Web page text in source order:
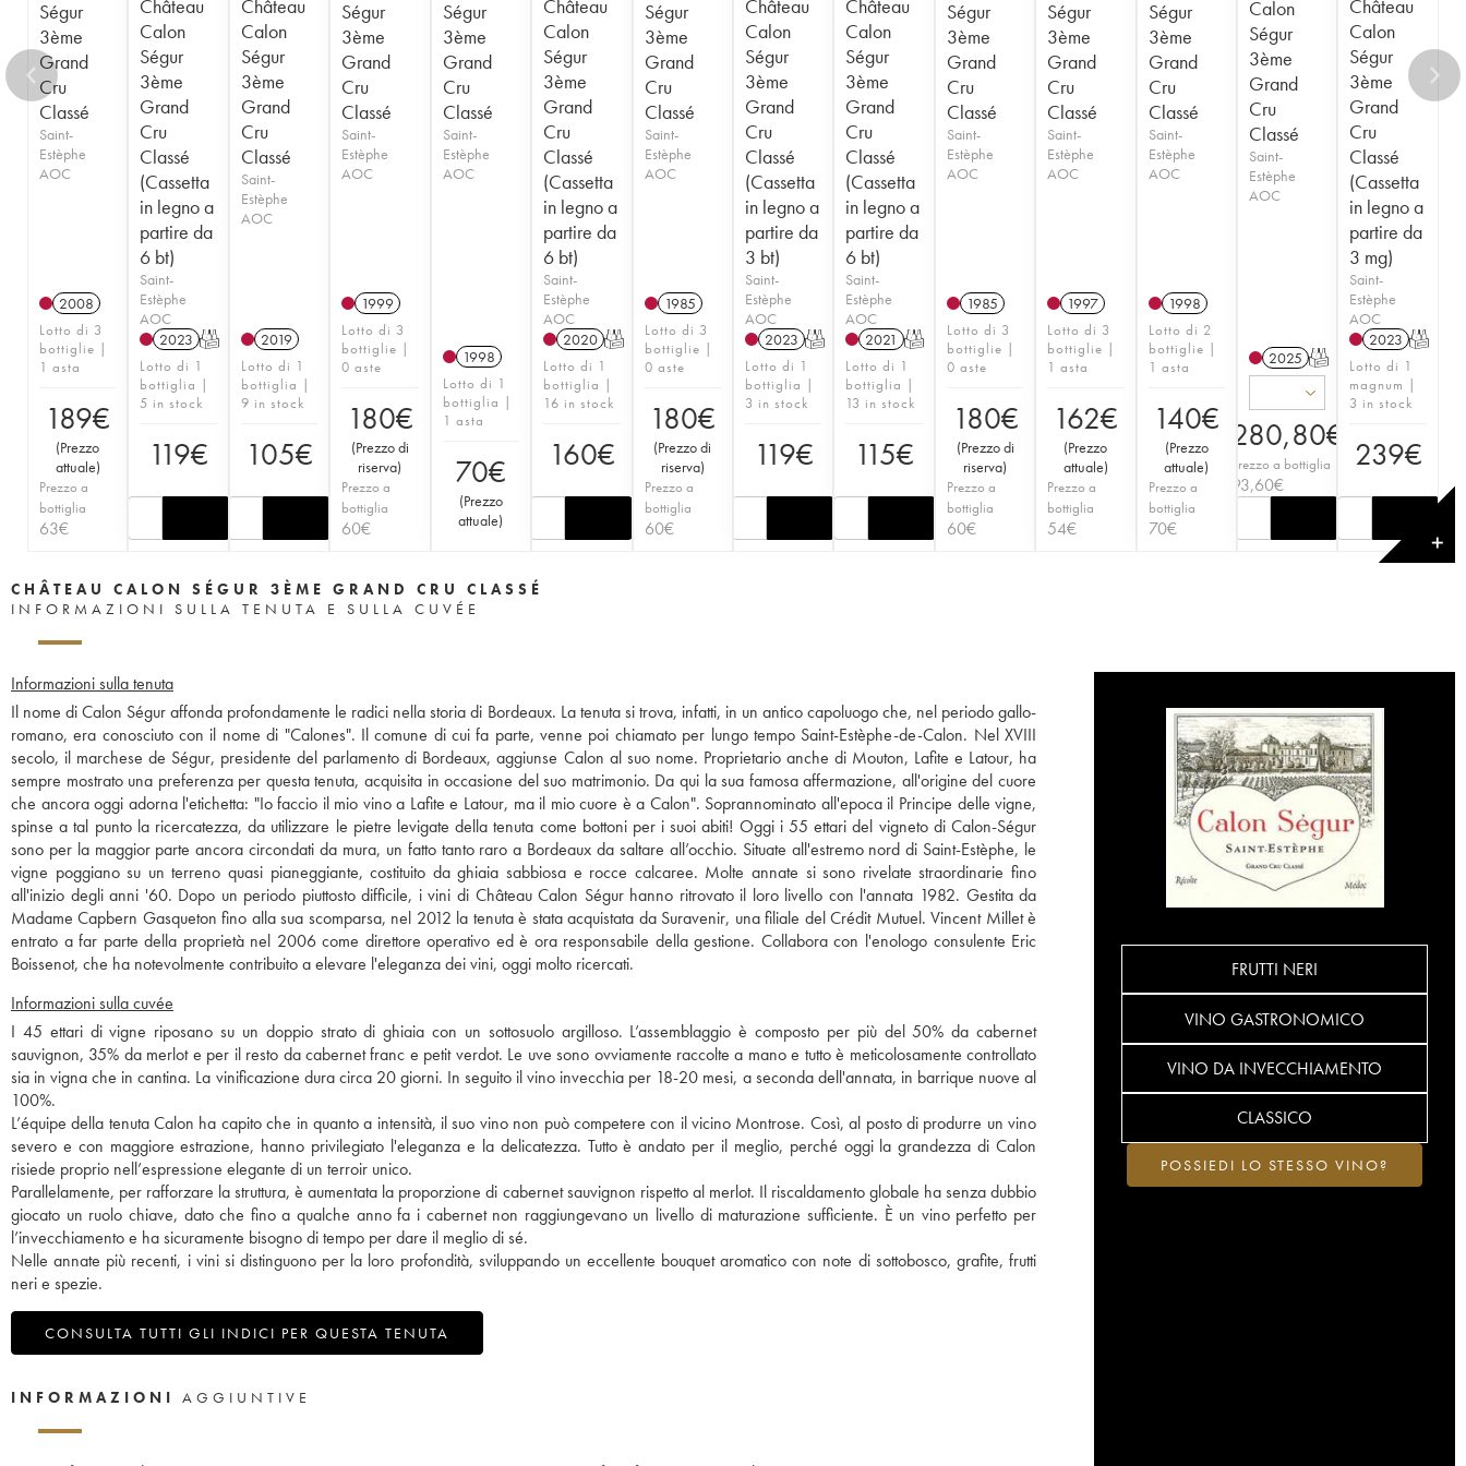
Ségur
3ème
Grand
Cru
Classé
Saint-
Estèphe
AOC
2008
Lotto di 3
bottiglie |
1 asta
189€
(Prezzo
attuale)
Prezzo a
bottiglia
63€
Château
Calon
Ségur
3ème
Grand
Cru
Classé
(Cassetta
in legno a
partire da
6 bt)
Saint-
Estèphe
AOC
2023 T
Lotto di 1
bottiglia |
5 in stock
119€
Château
Calon
Ségur
3ème
Grand
Cru
Classé
Saint-
Estèphe
AOC
2019
Lotto di 1
bottiglia |
9 in stock
105€
Ségur
3ème
Grand
Cru
Classé
Saint-
Estèphe
AOC
1999
Lotto di 3
bottiglie |
0 aste
180€
(Prezzo di
riserva)
Prezzo a
bottiglia
60€
Ségur
3ème
Grand
Cru
Classé
Saint-
Estèphe
AOC
1998
Lotto di 1
bottiglia |
1 asta
70€
(Prezzo
attuale)
Château
Calon
Ségur
3ème
Grand
Cru
Classé
(Cassetta
in legno a
partire da
6 bt)
Saint-
Estèphe
AOC
2020 T
Lotto di 1
bottiglia |
16 in stock
160€
Ségur
3ème
Grand
Cru
Classé
Saint-
Estèphe
AOC
1985
Lotto di 3
bottiglie |
0 aste
180€
(Prezzo di
riserva)
Prezzo a
bottiglia
60€
Château
Calon
Ségur
3ème
Grand
Cru
Classé
(Cassetta
in legno a
partire da
3 bt)
Saint-
Estèphe
AOC
2023 T
Lotto di 1
bottiglia |
3 in stock
119€
Château
Calon
Ségur
3ème
Grand
Cru
Classé
(Cassetta
in legno a
partire da
6 bt)
Saint-
Estèphe
AOC
2021 T
Lotto di 1
bottiglia |
13 in stock
115€
Ségur
3ème
Grand
Cru
Classé
Saint-
Estèphe
AOC
1985
Lotto di 3
bottiglie |
0 aste
180€
(Prezzo di
riserva)
Prezzo a
bottiglia
60€
Ségur
3ème
Grand
Cru
Classé
Saint-
Estèphe
AOC
1997
Lotto di 3
bottiglie |
1 asta
162€
(Prezzo
attuale)
Prezzo a
bottiglia
54€
Ségur
3ème
Grand
Cru
Classé
Saint-
Estèphe
AOC
1998
Lotto di 2
bottiglie |
1 asta
140€
(Prezzo
attuale)
Prezzo a
bottiglia
70€
Calon
Ségur
3ème
Grand
Cru
Classé
Saint-
Estèphe
AOC
2025 T
280,80€
Prezzo a bottiglia
93,60€
Château
Calon
Ségur
3ème
Grand
Cru
Classé
(Cassetta
in legno a
partire da
3 mg)
Saint-
Estèphe
AOC
2023 T
Lotto di 1
magnum |
3 in stock
239€
✕
CHÂTEAU CALON SÉGUR 3ÈME GRAND CRU CLASSÉ
INFORMAZIONI SULLA TENUTA E SULLA CUVÉE
Informazioni sulla tenuta
Il nome di Calon Ségur affonda profondamente le radici nella storia di Bordeaux. La tenuta si trova, infatti, in un antico capoluogo che, nel periodo gallo-
romano, era conosciuto con il nome di "Calones". Il comune di cui fa parte, venne poi chiamato per lungo tempo Saint-Estèphe-de-Calon. Nel XVIII
secolo, il marchese de Ségur, presidente del parlamento di Bordeaux, aggiunse Calon al suo nome. Proprietario anche di Mouton, Lafite e Latour, ha
sempre mostrato una preferenza per questa tenuta, acquisita in occasione del suo matrimonio. Da qui la sua famosa affermazione, all'origine del cuore
che ancora oggi adorna l'etichetta: "Io faccio il mio vino a Lafite e Latour, ma il mio cuore è a Calon". Soprannominato all'epoca il Principe delle vigne,
spinse a tal punto la ricercatezza, da utilizzare le pietre levigate della tenuta come bottoni per i suoi abiti! Oggi i 55 ettari del vigneto di Calon-Ségur
sono per la maggior parte ancora circondati da mura, un fatto tanto raro a Bordeaux da saltare all’occhio. Situate all'estremo nord di Saint-Estèphe, le
vigne poggiano su un terreno quasi pianeggiante, costituito da ghiaia sabbiosa e rocce calcaree. Molte annate si sono rivelate straordinarie fino
all'inizio degli anni '60. Dopo un periodo piuttosto difficile, i vini di Château Calon Ségur hanno ritrovato il loro livello con l'annata 1982. Gestita da
Madame Capbern Gasqueton fino alla sua scomparsa, nel 2012 la tenuta è stata acquistata da Suravenir, una filiale del Crédit Mutuel. Vincent Millet è
entrato a far parte della proprietà nel 2006 come direttore operativo ed è ora responsabile della gestione. Collabora con l'enologo consulente Eric
Boissenot, che ha notevolmente contribuito a elevare l'eleganza dei vini, oggi molto ricercati.
Informazioni sulla cuvée
I 45 ettari di vigne riposano su un doppio strato di ghiaia con un sottosuolo argilloso. L’assemblaggio è composto per più del 50% da cabernet
sauvignon, 35% da merlot e per il resto da cabernet franc e petit verdot. Le uve sono ovviamente raccolte a mano e tutto è meticolosamente controllato
sia in vigna che in cantina. La vinificazione dura circa 20 giorni. In seguito il vino invecchia per 18-20 mesi, a seconda dell'annata, in barrique nuove al
100%.
L’équipe della tenuta Calon ha capito che in quanto a intensità, il suo vino non può competere con il vicino Montrose. Così, al posto di produrre un vino
severo e con maggiore estrazione, hanno privilegiato l'eleganza e la delicatezza. Tutto è andato per il meglio, perché oggi la grandezza di Calon
risiede proprio nell’espressione elegante di un terroir unico.
Parallelamente, per rafforzare la struttura, è aumentata la proporzione di cabernet sauvignon rispetto al merlot. Il riscaldamento globale ha senza dubbio
giocato un ruolo chiave, dato che fino a qualche anno fa i cabernet non raggiungevano un livello di maturazione sufficiente. È un vino perfetto per
l’invecchiamento e ha sicuramente bisogno di tempo per dare il meglio di sé.
Nelle annate più recenti, i vini si distinguono per la loro profondità, sviluppando un eccellente bouquet aromatico con note di sottobosco, grafite, frutti
neri e spezie.
CONSULTA TUTTI GLI INDICI PER QUESTA TENUTA
FRUTTI NERI
VINO GASTRONOMICO
VINO DA INVECCHIAMENTO
CLASSICO
POSSIEDI LO STESSO VINO?
INFORMAZIONI AGGIUNTIVE